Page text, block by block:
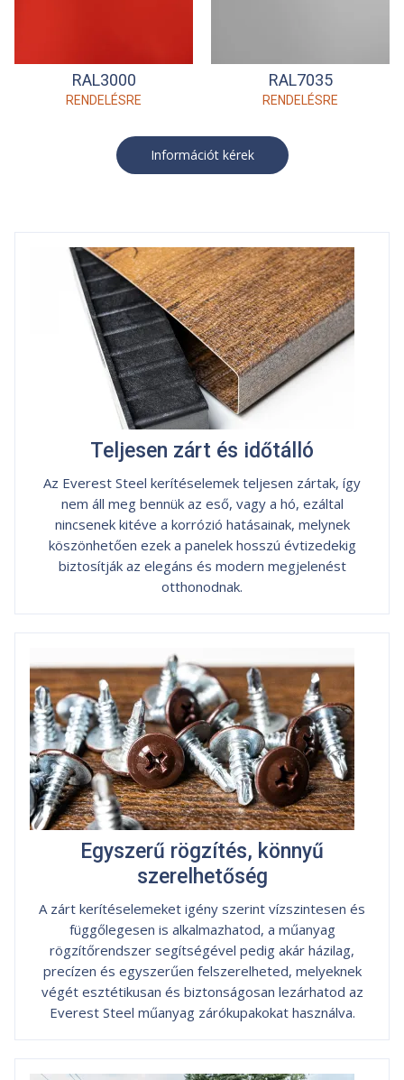
RAL3000
RENDELÉSRE
RAL7035
RENDELÉSRE
Információt kérek
Teljesen zárt és időtálló
Az Everest Steel kerítéselemek teljesen zártak, így
nem áll meg bennük az eső, vagy a hó, ezáltal
nincsenek kitéve a korrózió hatásainak, melynek
köszönhetően ezek a panelek hosszú évtizedekig
biztosítják az elegáns és modern megjelenést
otthonodnak.
Egyszerű rögzítés, könnyű
szerelhetőség
A zárt kerítéselemeket igény szerint vízszintesen és
függőlegesen is alkalmazhatod, a műanyag
rögzítőrendszer segítségével pedig akár házilag,
precízen és egyszerűen felszerelheted, melyeknek
végét esztétikusan és biztonságosan lezárhatod az
Everest Steel műanyag zárókupakokat használva.